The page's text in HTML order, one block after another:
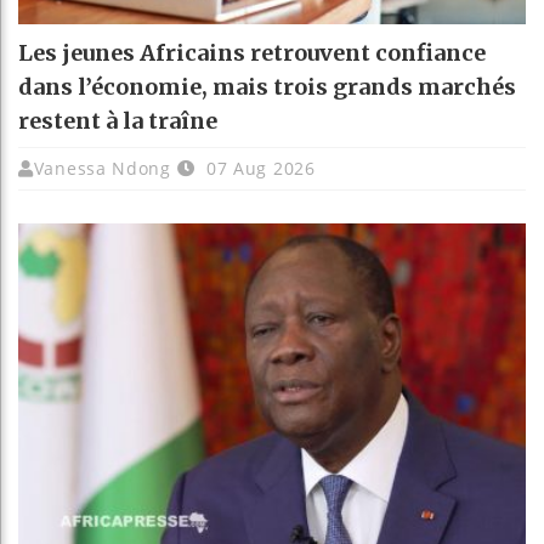
Les jeunes Africains retrouvent confiance
dans l’économie, mais trois grands marchés
restent à la traîne
Vanessa Ndong 07 Aug 2026